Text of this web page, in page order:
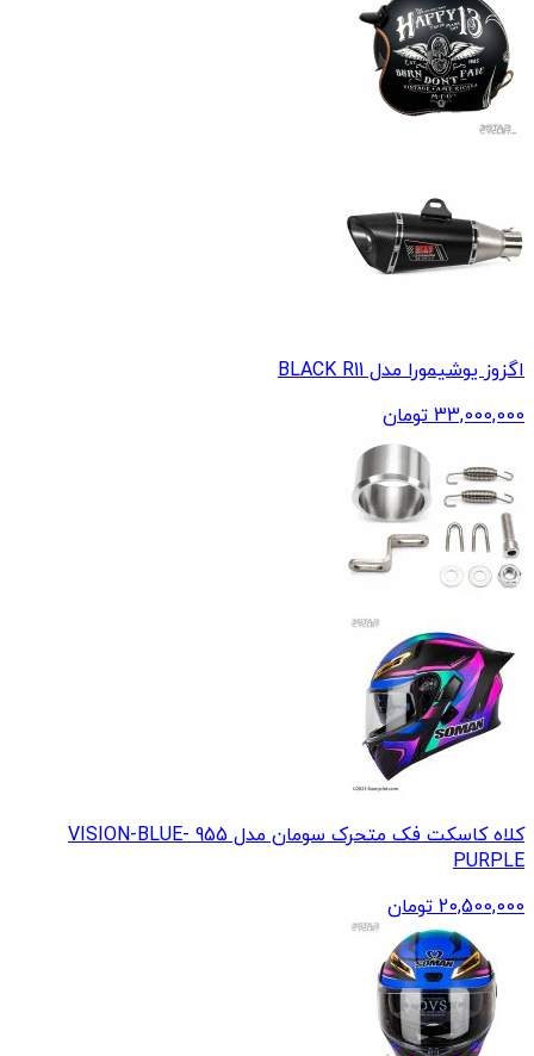
اگزوز یوشیمورا مدل BLACK R11
33,000,000 تومان
کلاه کاسکت فک متحرک سومان مدل 955 VISION-BLUE-
PURPLE
20,500,000 تومان